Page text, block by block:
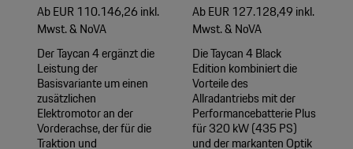
Ab EUR 110.146,26 inkl.
Mwst. & NoVA
Der Taycan 4 ergänzt die
Leistung der
Basisvariante um einen
zusätzlichen
Elektromotor an der
Vorderachse, der für die
Traktion und
Ab EUR 127.128,49 inkl.
Mwst. & NoVA
Die Taycan 4 Black
Edition kombiniert die
Vorteile des
Allradantriebs mit der
Performancebatterie Plus
für 320 kW (435 PS)
und der markanten Optik